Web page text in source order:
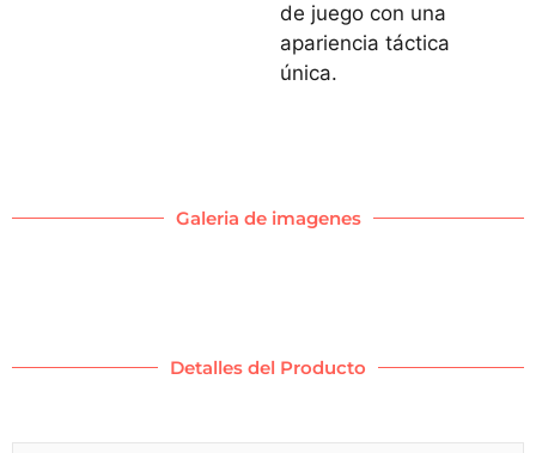
de juego con una
apariencia táctica
única.
Galeria de imagenes
Detalles del Producto